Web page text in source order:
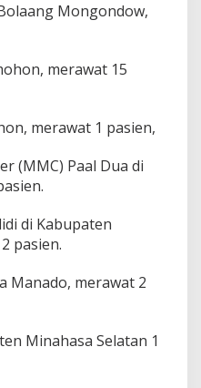
Mongondow,
merawat 15
merawat 1 pasien,
(MMC) Paal Dua di
di Kabupaten
pasien.
Manado, merawat 2
Minahasa Selatan 1